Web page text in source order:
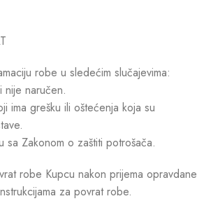
robe u sledećim slučajevima:
naručen.
ima grešku ili oštećenja koja su
sa Zakonom o zaštiti potrošača.
robe Kupcu nakon prijema opravdane
za povrat robe.